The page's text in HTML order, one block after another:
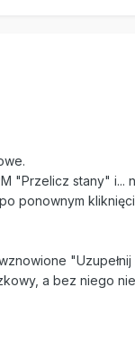
"Przelicz stany" i...
ponownym
a bez niego